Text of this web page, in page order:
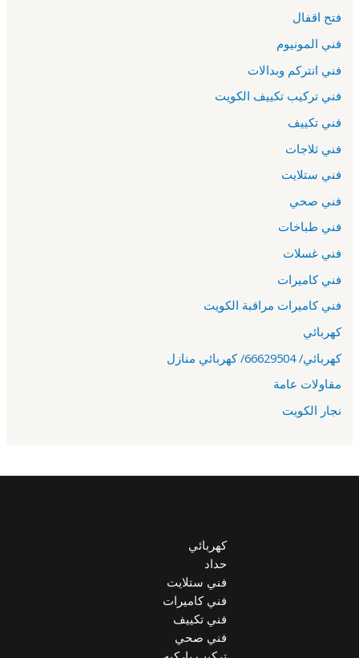
فتح اقفال
فني المونيوم
فني انتركم وبدالات
فني تركيب تكييف الكويت
فني تكييف
فني ثلاجات
فني ستلايت
فني صحي
فني طباخات
فني غسلات
فني كاميرات
فني كاميرات مراقبة الكويت
كهربائي
كهربائي/ 66629504/ كهربائي منازل
مقاولات عامة
نجار الكويت
كهربائي
حداد
فني ستلايت
فني كاميرات
فني تكييف
فني صحي